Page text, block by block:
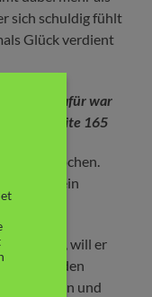
sich schuldig fühlt
Glück verdient
dafür war
– Seite 165
gebrochen.
ein
auftaucht, will er
die beiden
verbunden und